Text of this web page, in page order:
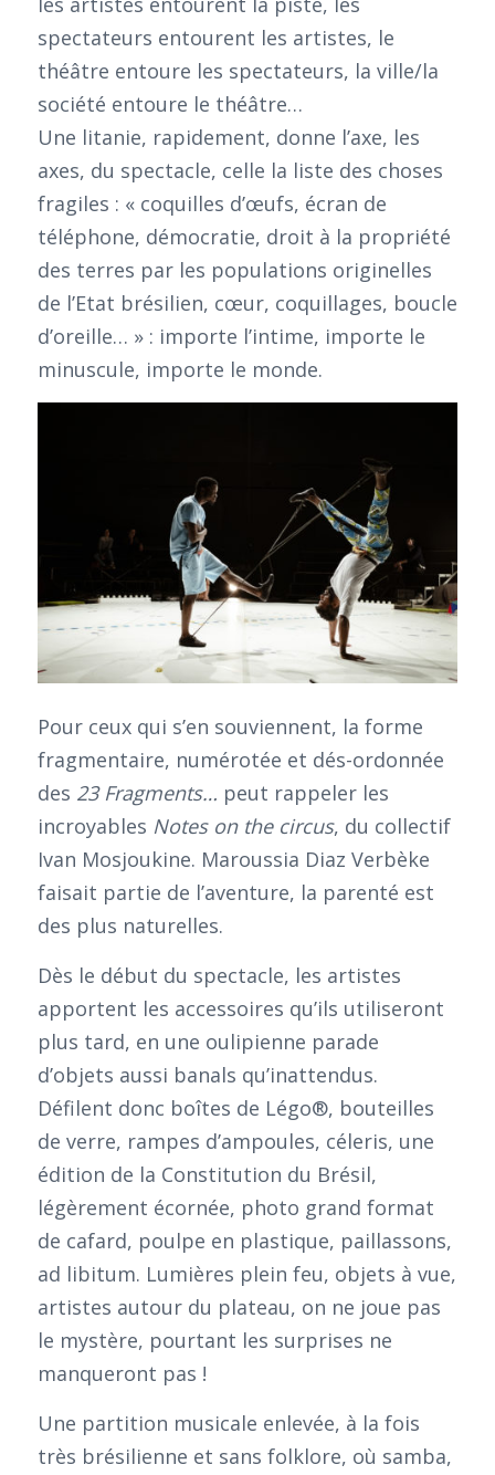
spectateurs entourent les artistes, le
théâtre entoure les spectateurs, la ville/la
société entoure le théâtre…
Une litanie, rapidement, donne l’axe, les
axes, du spectacle, celle la liste des choses
fragiles : « coquilles d’œufs, écran de
téléphone, démocratie, droit à la propriété
des terres par les populations originelles
de l’Etat brésilien, cœur, coquillages, boucle
d’oreille… » : importe l’intime, importe le
minuscule, importe le monde.
Pour ceux qui s’en souviennent, la forme
fragmentaire, numérotée et dés-ordonnée
des 23 Fragments… peut rappeler les
incroyables Notes on the circus, du collectif
Ivan Mosjoukine. Maroussia Diaz Verbèke
faisait partie de l’aventure, la parenté est
des plus naturelles.
Dès le début du spectacle, les artistes
apportent les accessoires qu’ils utiliseront
plus tard, en une oulipienne parade
d’objets aussi banals qu’inattendus.
Défilent donc boîtes de Légo®, bouteilles
de verre, rampes d’ampoules, céleris, une
édition de la Constitution du Brésil,
légèrement écornée, photo grand format
de cafard, poulpe en plastique, paillassons,
ad libitum. Lumières plein feu, objets à vue,
artistes autour du plateau, on ne joue pas
le mystère, pourtant les surprises ne
manqueront pas !
Une partition musicale enlevée, à la fois
très brésilienne et sans folklore, où samba,